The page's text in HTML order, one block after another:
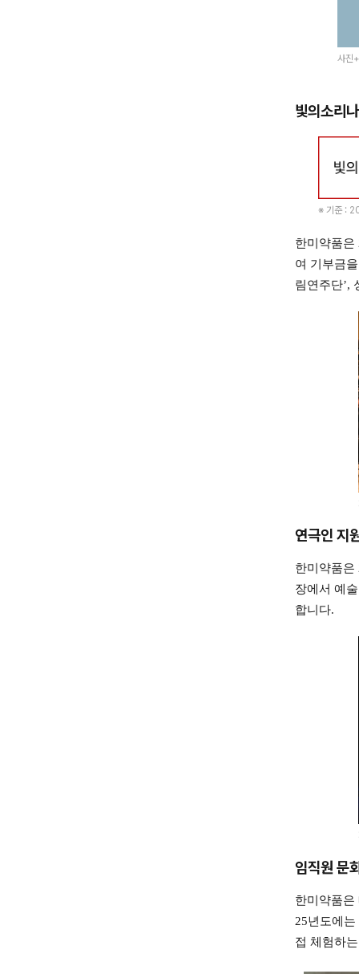
사진
빛의소리
※ 기준 :
한미약품은
여 기부금
림연주단’,
연극인 지
한미약품은
장에서 예
합니다.
임직원 문
한미약품은
25년도에
접 체험하